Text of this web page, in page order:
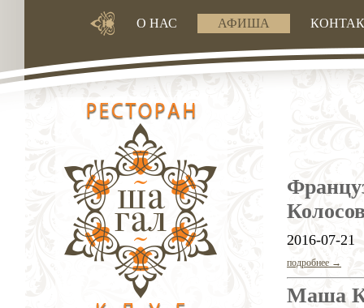
О НАС АФИША
2016-07-21
подробнее →
Маша